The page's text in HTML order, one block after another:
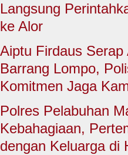
Langsung
ke Alor
Aiptu Firdaus
Barrang Lompo,
Komitmen Jaga
Polres Pelabuhan
Kebahagiaan,
dengan Keluarga di